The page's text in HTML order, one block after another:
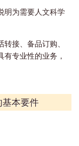
明为需要人文科学
接、备品订购、
专业性的业务，
基本要件